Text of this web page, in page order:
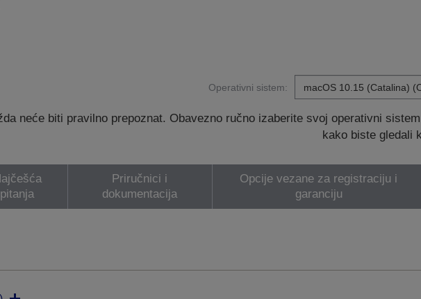
Operativni sistem:
neće biti pravilno prepoznat. Obavezno ručno izaberite svoj operativni
kako biste gledali
pitanja
Priručnici i
dokumentacija
Opcije vezane za registraciju i
garanciju